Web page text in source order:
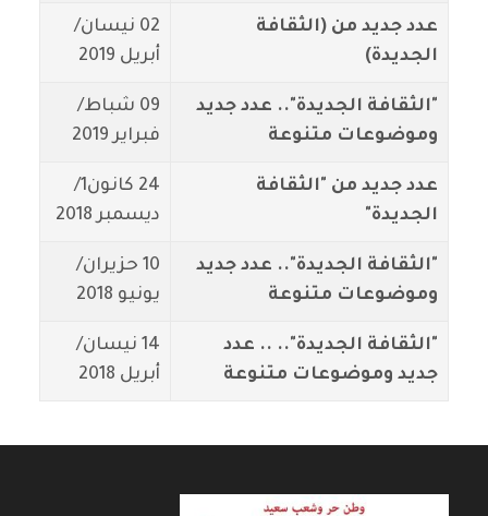
عدد جديد من (الثقافة
الجديدة)
02 نيسان/
أبريل 2019
"الثقافة الجديدة".. عدد جديد
وموضوعات متنوعة
09 شباط/
فبراير 2019
عدد جديد من "الثقافة
الجديدة"
24 كانون1/
ديسمبر 2018
"الثقافة الجديدة".. عدد جديد
وموضوعات متنوعة
10 حزيران/
يونيو 2018
"الثقافة الجديدة".. .. عدد
جديد وموضوعات متنوعة
14 نيسان/
أبريل 2018